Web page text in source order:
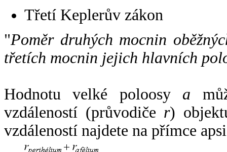
Třetí Keplerův zákon
"Poměr druhých mocnin
třetích mocnin jejich hlavních
Hodnotu velké poloosy a
vzdáleností (průvodiče r)
vzdáleností najdete na přímce